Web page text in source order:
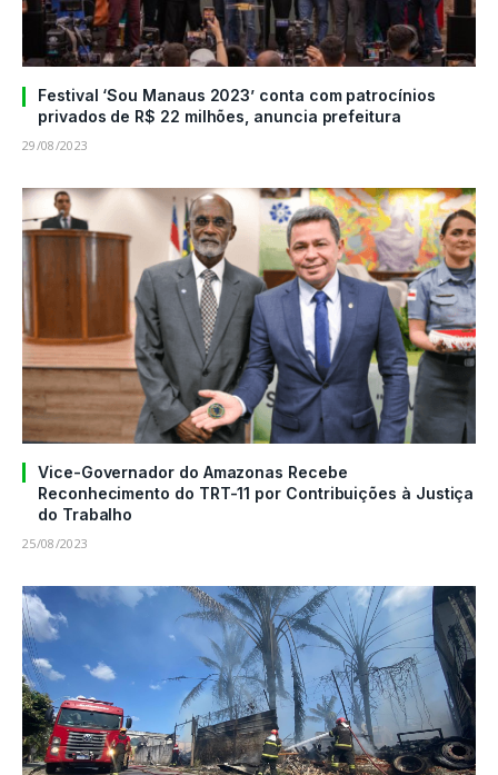
Festival ‘Sou Manaus 2023’ conta com patrocínios
privados de R$ 22 milhões, anuncia prefeitura
29/08/2023
Vice-Governador do Amazonas Recebe
Reconhecimento do TRT-11 por Contribuições à Justiça
do Trabalho
25/08/2023